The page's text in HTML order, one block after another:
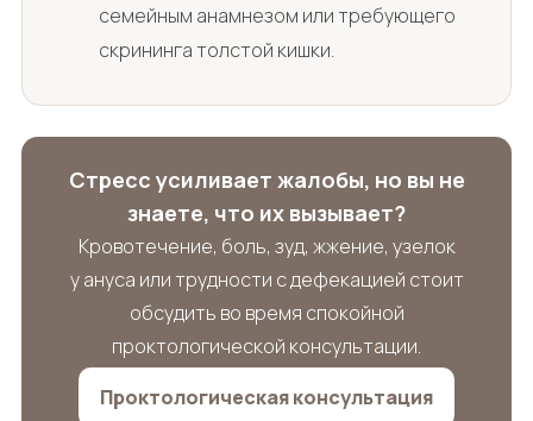
семейным анамнезом или требующего
скрининга толстой кишки.
Стресс усиливает жалобы, но вы не
знаете, что их вызывает?
Кровотечение, боль, зуд, жжение, узелок
у ануса или трудности с дефекацией стоит
обсудить во время спокойной
проктологической консультации.
Проктологическая консультация